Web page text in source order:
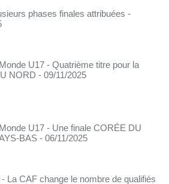
phases finales attribuées -
U17 - Quatrième titre pour la
NORD - 09/11/2025
U17 - Une finale CORÉE DU
BAS - 06/11/2025
La CAF change le nombre de qualifiés